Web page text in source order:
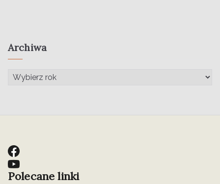
Archiwa
Polecane linki